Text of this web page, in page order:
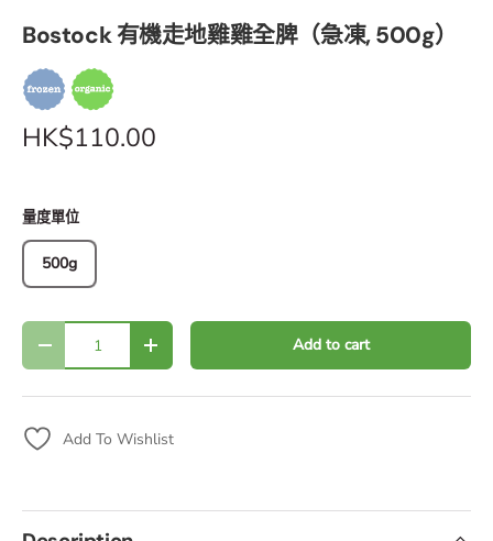
Bostock 有機走地雞雞全脾（急凍, 500g）
HK$110.00
量度單位
500g
Qty
Decrease quantityIncrease quantity Add to cart
Add To Wishlist